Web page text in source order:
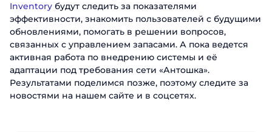
Inventory будут следить за показателями
эффективности, знакомить пользователей с будущими
обновлениями, помогать в решении вопросов,
связанных с управлением запасами. А пока ведется
активная работа по внедрению системы и её
адаптации под требования сети «Антошка».
Результатами поделимся позже, поэтому следите за
новостями на нашем сайте и в соцсетях.